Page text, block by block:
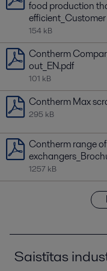
food production
154 kB
Contherm
out_EN.pdf
101 kB
Contherm Max
295 kB
Contherm range
1257 kB
Saistītas